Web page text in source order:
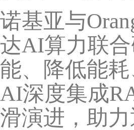
诺基亚与
达AI算力联
能、降低能
AI深度集成
滑演进，助